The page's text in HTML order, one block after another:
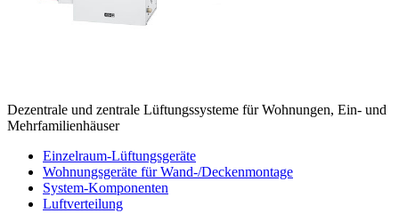
Dezentrale und zentrale Lüftungssysteme für Wohnungen, Ein- und
Mehrfamilienhäuser
Einzelraum-Lüftungsgeräte
Wohnungsgeräte für Wand-/Deckenmontage
System-Komponenten
Luftverteilung